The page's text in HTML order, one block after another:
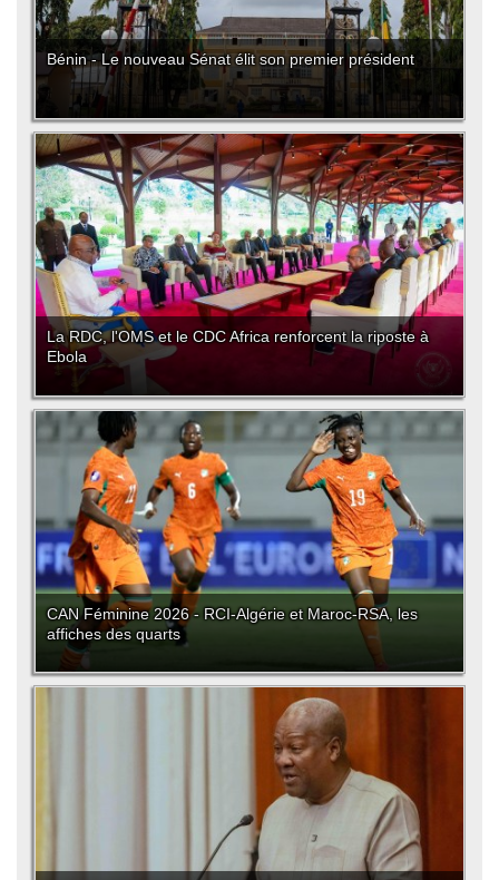
Bénin - Le nouveau Sénat élit son premier président
La RDC, l'OMS et le CDC Africa renforcent la riposte à
Ebola
CAN Féminine 2026 - RCI-Algérie et Maroc-RSA, les
affiches des quarts